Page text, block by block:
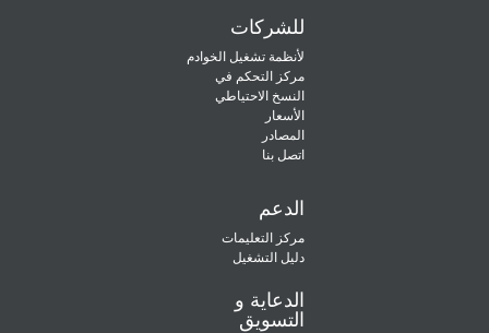
للشركات
لأنظمة تشغيل الخوادم
مركز التحكم في
النسخ الاحتياطي
الأسعار
المصادر
اتصل بنا
الدعم
مركز التعليمات
دليل التشغيل
الدعاية و
التسويق